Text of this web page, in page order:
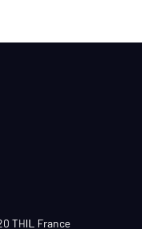
THIL France